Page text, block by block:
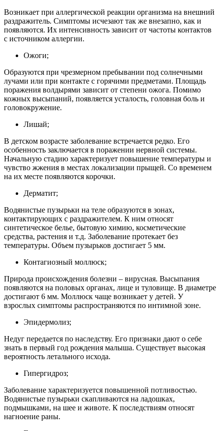
Возникает при аллергической реакции организма на внешний
раздражитель. Симптомы исчезают так же внезапно, как и
появляются. Их интенсивность зависит от частоты контактов
с источником аллергии.
Ожоги;
Образуются при чрезмерном пребывании под солнечными
лучами или при контакте с горячими предметами. Площадь
поражения волдырями зависит от степени ожога. Помимо
кожных высыпаний, появляется усталость, головная боль и
головокружение.
Лишай;
В детском возрасте заболевание встречается редко. Его
особенность заключается в поражении нервной системы.
Начальную стадию характеризует повышение температуры и
чувство жжения в местах локализации прыщей. Со временем
на их месте появляются корочки.
Дерматит;
Водянистые пузырьки на теле образуются в зонах,
контактирующих с раздражителем. К ним относят
синтетическое белье, бытовую химию, косметические
средства, растения и т.д. Заболевание протекает без
температуры. Объем пузырьков достигает 5 мм.
Контагиозный моллюск;
Природа происхождения болезни – вирусная. Высыпания
появляются на половых органах, лице и туловище. В диаметре
достигают 6 мм. Моллюск чаще возникает у детей. У
взрослых симптомы распространяются по интимной зоне.
Эпидермолиз;
Недуг передается по наследству. Его признаки дают о себе
знать в первый год рождения малыша. Существует высокая
вероятность летального исхода.
Гипергидроз;
Заболевание характеризуется повышенной потливостью.
Водянистые пузырьки скапливаются на ладошках,
подмышками, на шее и животе. К последствиям относят
нагноение раны.